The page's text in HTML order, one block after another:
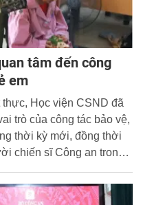
tâm đến công
em
Học viện CSND đã
trò của công tác bảo vệ,
thời kỳ mới, đồng thời
chiến sĩ Công an trong